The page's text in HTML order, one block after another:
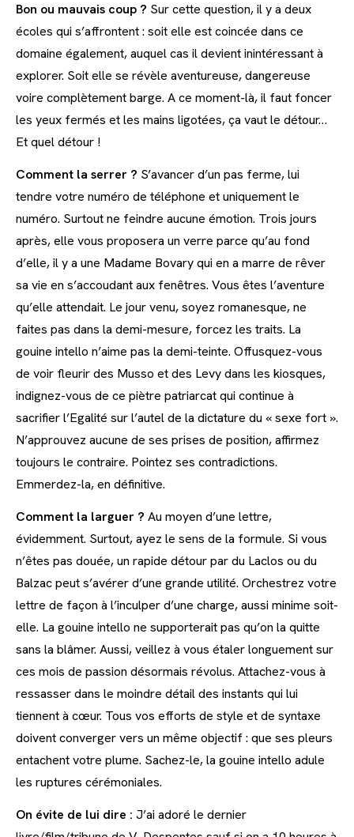
Bon ou mauvais coup ? Sur cette question, il y a deux
écoles qui s’affrontent : soit elle est coincée dans ce
domaine également, auquel cas il devient inintéressant à
explorer. Soit elle se révèle aventureuse, dangereuse
voire complètement barge. A ce moment-là, il faut foncer
les yeux fermés et les mains ligotées, ça vaut le détour…
Et quel détour !
Comment la serrer ? S’avancer d’un pas ferme, lui
tendre votre numéro de téléphone et uniquement le
numéro. Surtout ne feindre aucune émotion. Trois jours
après, elle vous proposera un verre parce qu’au fond
d’elle, il y a une Madame Bovary qui en a marre de rêver
sa vie en s’accoudant aux fenêtres. Vous êtes l’aventure
qu’elle attendait. Le jour venu, soyez romanesque, ne
faites pas dans la demi-mesure, forcez les traits. La
gouine intello n’aime pas la demi-teinte. Offusquez-vous
de voir fleurir des Musso et des Levy dans les kiosques,
indignez-vous de ce piètre patriarcat qui continue à
sacrifier l’Egalité sur l’autel de la dictature du « sexe fort ».
N’approuvez aucune de ses prises de position, affirmez
toujours le contraire. Pointez ses contradictions.
Emmerdez-la, en définitive.
Comment la larguer ? Au moyen d’une lettre,
évidemment. Surtout, ayez le sens de la formule. Si vous
n’êtes pas douée, un rapide détour par du Laclos ou du
Balzac peut s’avérer d’une grande utilité. Orchestrez votre
lettre de façon à l’inculper d’une charge, aussi minime soit-
elle. La gouine intello ne supporterait pas qu’on la quitte
sans la blâmer. Aussi, veillez à vous étaler longuement sur
ces mois de passion désormais révolus. Attachez-vous à
ressasser dans le moindre détail des instants qui lui
tiennent à cœur. Tous vos efforts de style et de syntaxe
doivent converger vers un même objectif : que ses pleurs
entachent votre plume. Sachez-le, la gouine intello adule
les ruptures cérémoniales.
On évite de lui dire : J’ai adoré le dernier